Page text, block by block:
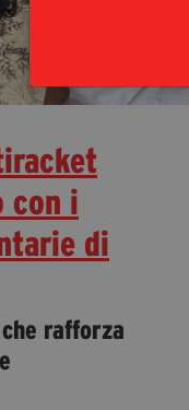
con i
di
rafforza